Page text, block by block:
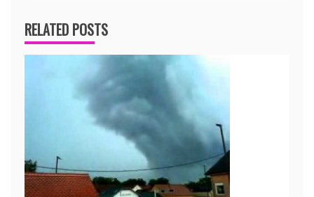
RELATED POSTS